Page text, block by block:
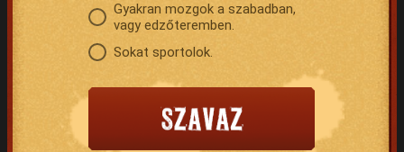
Gyakran mozgok a szabadban,
vagy edzőteremben.
Sokat sportolok.